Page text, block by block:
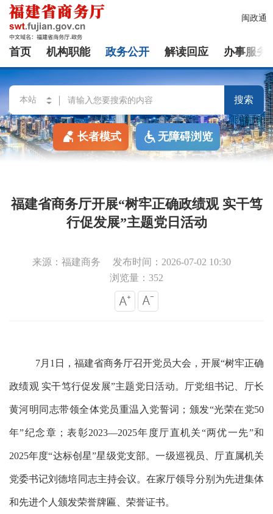
闽政通
首页 机构职能 政务公开 解读回应 办事服务
搜索
长者模式 无障碍浏览
福建省商务厅开展“树牢正确政绩观 实干笃
行促发展”主题党日活动
来源：福建商务
发布时间：2026-07-02 10:30
浏览量：352
7月1日，福建省商务厅召开党员大会，开展“树牢正确
政绩观 实干笃行促发展”主题党日活动。厅党组书记、厅长
黄河明同志带领全体党员重温入党誓词；颁发“光荣在党50
年”纪念章；表彰2023—2025年度厅直机关“两优一先”和
2025年度“达标创星”星级党支部。一级巡视员、厅直属机关
党委书记刘德培同志主持会议。在家厅领导分别为先进集体
和先进个人颁发荣誉牌匾、荣誉证书。